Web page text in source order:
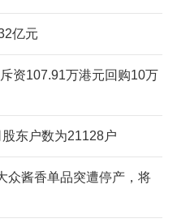
亿元
资107.91万港元回购10万
股东户数为21128户
众酱香单品突遭停产，将